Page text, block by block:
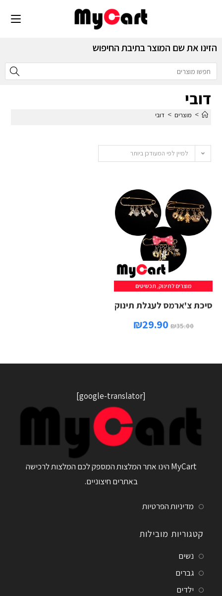
הזינו את שם המוצר בתיבת החיפוש
דובי
> מוצרים > דובי
למיין לפי המעודכן ביותר
בחר אפשרויות
מוצרים לתינוק, תכשיטים
סיכת צ'ארמס לעגלת תינוק
₪35.00
₪29.90
[google-translator]
MyCart הינו אתר המלצות המספק לכם המלצות לרכישה
באתרים חיצוניים.
מדיניות הפרטיות
קטגוריות מובילות
נשים
גברים
ילדים